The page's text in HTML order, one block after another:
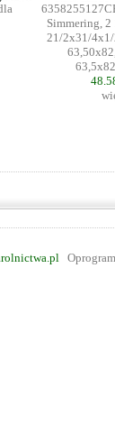
Simmering,
21/2x31/4x1/